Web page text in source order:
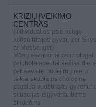
KRIZIŲ ĮVEIKIMO
CENTRAS
(individualios psichologo
konsultacijos gyvai, per
ar Messenger)
Mūsų savanoriai psichologai,
psichoterapeutai šešias
per savaitę budėjimų metu
teikia skubią psichologinę
pagalbą sudėtingas gyvenimo
situacijas išgyvenantiems
žmonėms